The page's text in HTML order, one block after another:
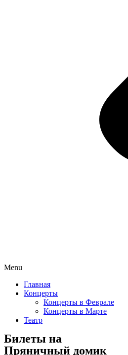
Menu
Главная
Концерты
Концерты в Феврале
Концерты в Марте
Театр
Билеты на
Пряничный домик